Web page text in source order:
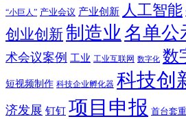
“小巨人” 产业会议 产业创新 人工智能
创业创新制造业 名单公
术会议案例 工业 工业互联网 数字化 数
短视频制作 科技企业孵化器 科技创
济发展 钉钉 项目申报 首台套